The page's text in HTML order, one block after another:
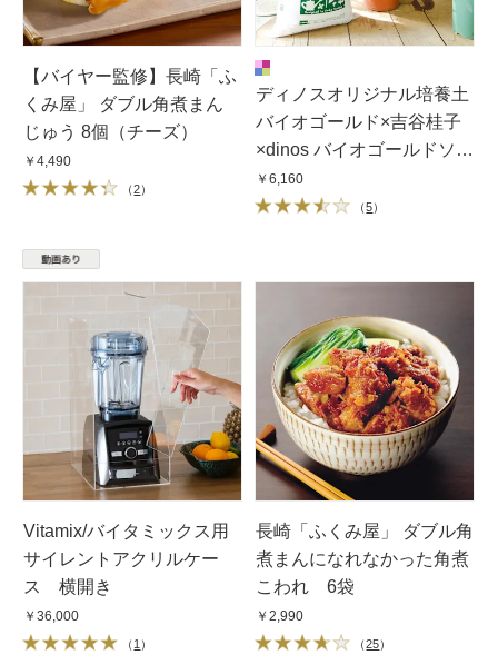
【バイヤー監修】長崎「ふ
くみ屋」 ダブル角煮まん
じゅう 8個（チーズ）
￥4,490
（2）
ディノスオリジナル培養土
バイオゴールド×吉谷桂子
×dinos バイオゴールドソイ
ル 18L
￥6,160
（5）
Vitamix/バイタミックス用
サイレントアクリルケー
ス 横開き
￥36,000
（ 1 ）
長崎「ふくみ屋」 ダブル角
煮まんになれなかった角煮
こわれ 6袋
￥2,990
（25）